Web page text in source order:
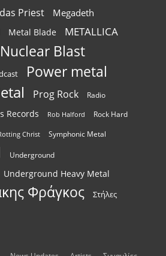
Priest Megadeth
Metal Blade METALLICA
Nuclear Blast
Power metal
Prog Rock Radio
Records Rob Halford Rock Hard
Christ Symphonic Metal
Underground
Underground Heavy Metal
Φράγκος Στήλες